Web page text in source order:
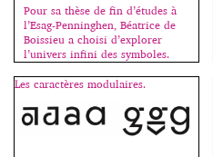
Pour sa thèse de fin d’études à
l’Esag-Penninghen, Béatrice de
Boissieu a choisi d’explorer
l’univers infini des symboles.
Dans un ouvrage de plus de 400
pages (une centaine de mots
alphabétique de abeille à
visage), elle les analyse et
répertorie leurs représentations
Les caractères modulaires.